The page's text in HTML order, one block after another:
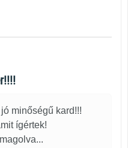
minőségű kard!!!
ígértek!